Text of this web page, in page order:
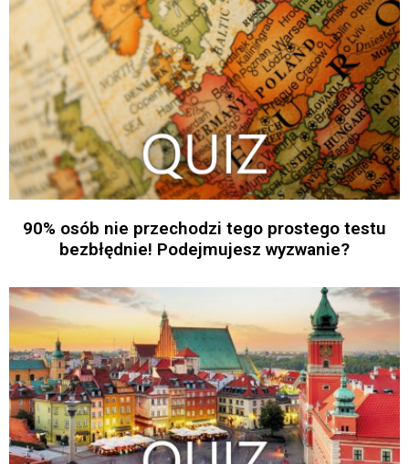
90% osób nie przechodzi tego prostego testu
bezbłędnie! Podejmujesz wyzwanie?